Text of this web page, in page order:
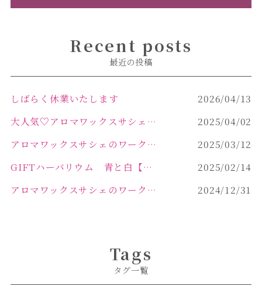
Recent posts
最近の投稿
しばらく休業いたします
2026/04/13
大人気♡アロマワックスサシェ作り
2025/04/02
アロマワックスサシェのワークショップinPOLA中込原店 VOL.2
2025/03/12
GIFTハーバリウム 青と白【佐久市 ハーバリウム ギフト】
2025/02/14
アロマワックスサシェのワークショップinPOLA中込原店ご報告【佐久市 キャンドル サシェ】
2024/12/31
Tags
タグ一覧